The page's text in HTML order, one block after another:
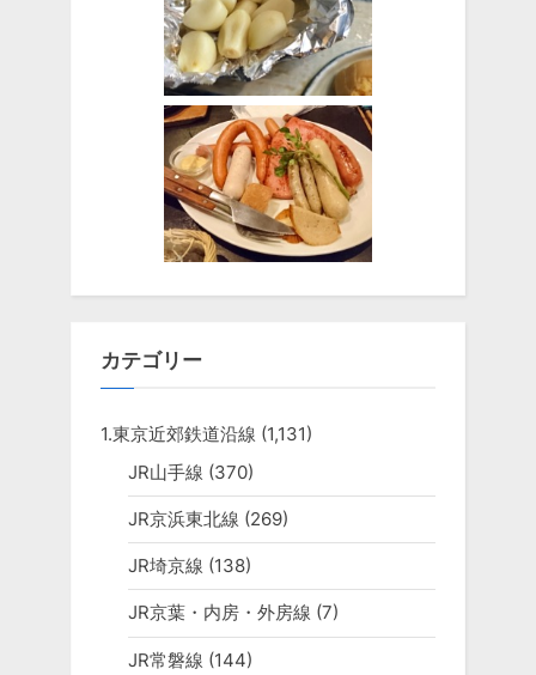
カテゴリー
1.東京近郊鉄道沿線 (1,131)
JR山手線 (370)
JR京浜東北線 (269)
JR埼京線 (138)
JR京葉・内房・外房線 (7)
JR常磐線 (144)